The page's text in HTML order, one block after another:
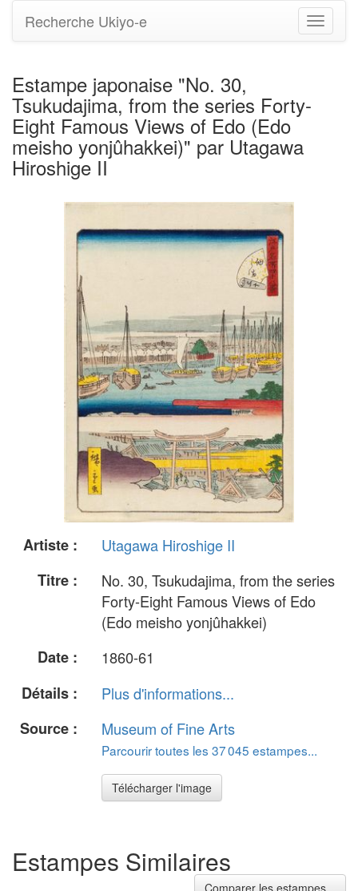
Basculer
la
Recherche Ukiyo-e
Estampe japonaise "No. 30,
Tsukudajima, from the series Forty-
Eight Famous Views of Edo (Edo
meisho yonjûhakkei)" par Utagawa
Hiroshige II
Artiste :
Utagawa Hiroshige II
Titre :
No. 30, Tsukudajima, from the series
Forty-Eight Famous Views of Edo
(Edo meisho yonjûhakkei)
Date :
1860-61
Détails :
Plus d'informations...
Source :
Museum of Fine Arts
Parcourir toutes les 37 045 estampes...
Télécharger l'image
Estampes Similaires